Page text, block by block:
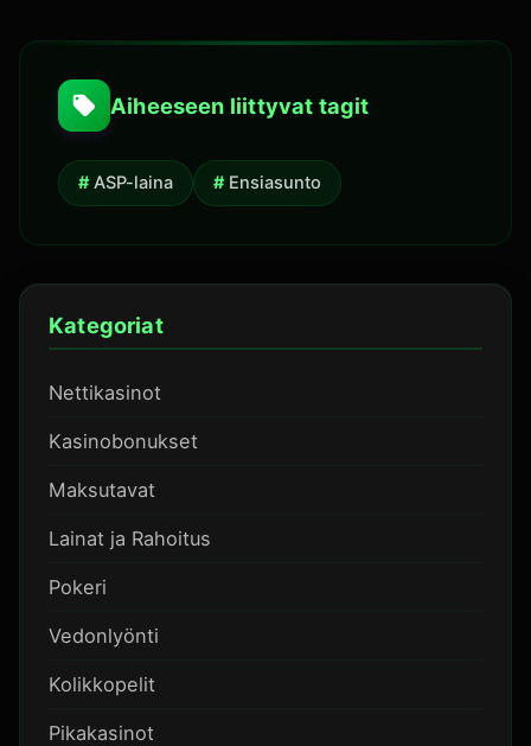
Aiheeseen liittyvat tagit
ASP-laina Ensiasunto
Kategoriat
Nettikasinot
Kasinobonukset
Maksutavat
Lainat ja Rahoitus
Pokeri
Vedonlyönti
Kolikkopelit
Pikakasinot